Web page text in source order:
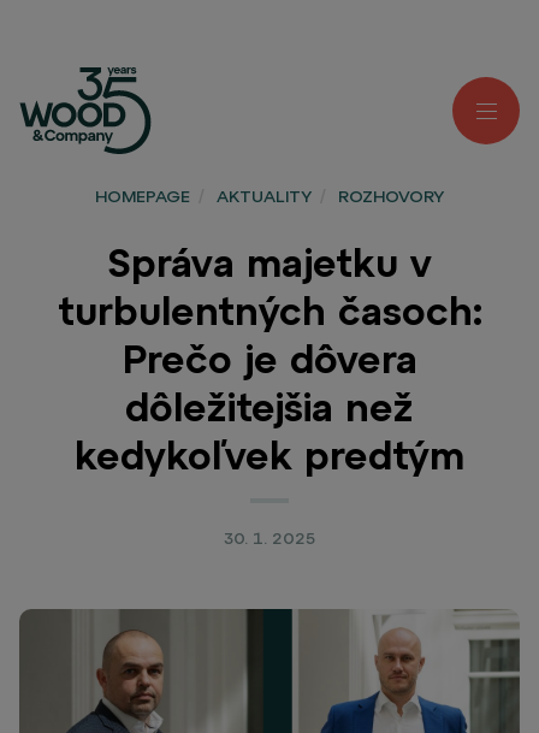
HOMEPAGE AKTUALITY ROZHOVORY
Správa majetku v
turbulentných časoch:
Prečo je dôvera
dôležitejšia než
kedykoľvek predtým
30. 1. 2025